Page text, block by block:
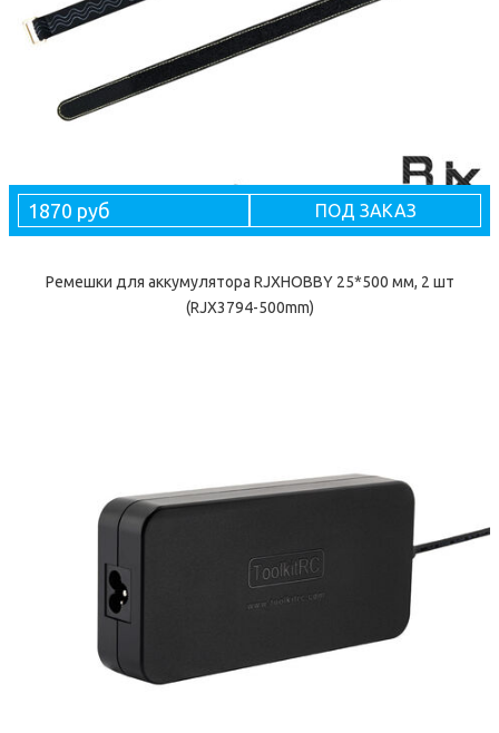
1870 руб ПОД ЗАКАЗ
Ремешки для аккумулятора RJXHOBBY 25*500 мм, 2 шт
(RJX3794-500mm)